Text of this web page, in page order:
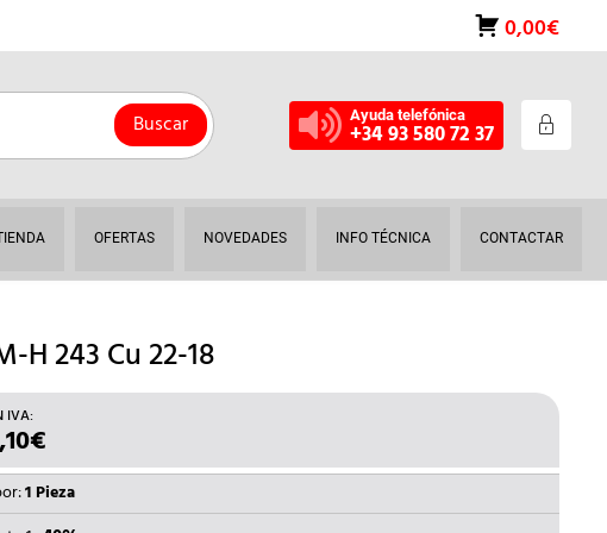
0,00€
Buscar Ayuda telefónica
+34 93 580 72 37
OFERTAS NOVEDADES INFO TÉCNICA CONTACTAR
H 243 Cu 22-18
€EL
PRECIO
ACTUAL
ES:
1 Pieza